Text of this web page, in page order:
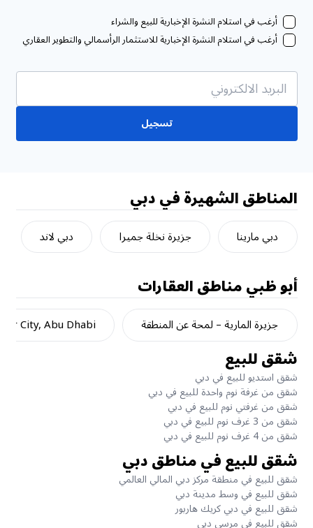
أرغب في استلام النشرة الإخبارية للبيع والشراء
أرغب في استلام النشرة الإخبارية للاستثمار الرأسمالي والتطوير العقاري
تسجيل
المناطق الشهيرة في دبي
دبي مارينا جزيرة نخلة جميرا دبي لاند
أبو ظبيمناطق العقارات
جزيرة المارية – لمحة عن المنطقة City, Abu Dhabi
شقق للبيع
شقق استديو للبيع في دبي
شقق من غرفة نوم واحدة للبيع في دبي
شقق من غرفتي نوم للبيع في دبي
شقق من 3 غرف نوم للبيع في دبي
شقق من 4 غرف نوم للبيع في دبي
شقق للبيع في مناطق دبي
شقق للبيع في منطقة مركز دبي المالي العالمي
شقق للبيع في وسط مدينة دبي
شقق للبيع في دبي كريك هاربور
شقق للبيع في مرسى دبي